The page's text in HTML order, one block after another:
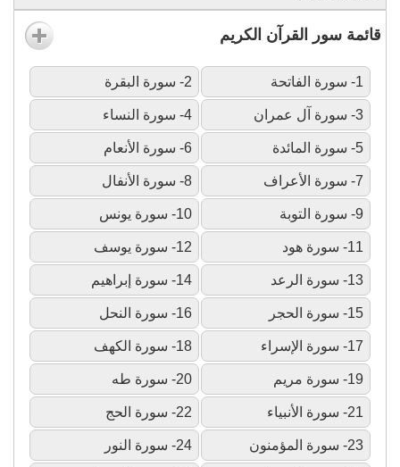
قائمة سور القرآن الكريم
1- سورة الفاتحة 2- سورة البقرة
3- سورة آل عمران 4- سورة النساء
5- سورة المائدة 6- سورة الأنعام
7- سورة الأعراف 8- سورة الأنفال
9- سورة التوبة 10- سورة يونس
11- سورة هود 12- سورة يوسف
13- سورة الرعد 14- سورة إبراهيم
15- سورة الحجر 16- سورة النحل
17- سورة الإسراء 18- سورة الكهف
19- سورة مريم 20- سورة طه
21- سورة الأنبياء 22- سورة الحج
23- سورة المؤمنون 24- سورة النور